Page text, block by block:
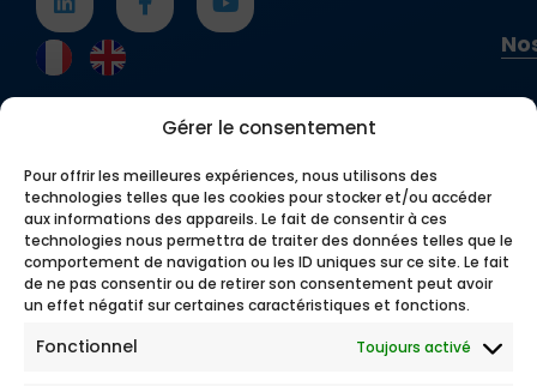
Gérer le consentement
Pour offrir les meilleures expériences, nous utilisons des
technologies telles que les cookies pour stocker et/ou accéder
aux informations des appareils. Le fait de consentir à ces
technologies nous permettra de traiter des données telles que le
comportement de navigation ou les ID uniques sur ce site. Le fait
de ne pas consentir ou de retirer son consentement peut avoir
un effet négatif sur certaines caractéristiques et fonctions.
Fonctionnel Toujours activé